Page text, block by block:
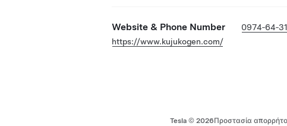
Website & Phone Number
https://www.kujukogen.com/
Tesla © 2026Προστασία